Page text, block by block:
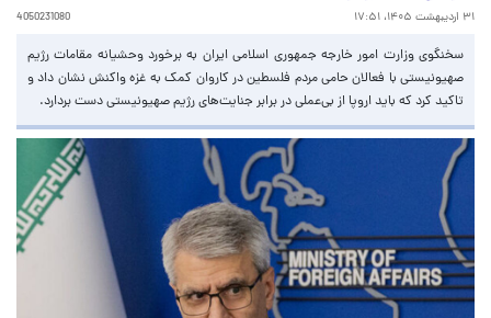
۳۱ اردیبهشت ۱۴۰۵، ۱۷:۵۱ 4050231080
سخنگوی وزارت امور خارجه جمهوری اسلامی ایران به برخورد وحشیانه مقامات رژیم
صهیونیستی با فعالان حامی مردم فلسطین در کاروان کمک به غزه واکنش نشان داد و
تاکید کرد که باید اروپا از بی‌عملی در برابر جنایت‌های رژیم صهیونیستی دست بردارد.